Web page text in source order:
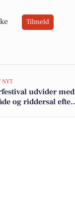
Tilmeld
NYT
udvider med
og riddersal efter